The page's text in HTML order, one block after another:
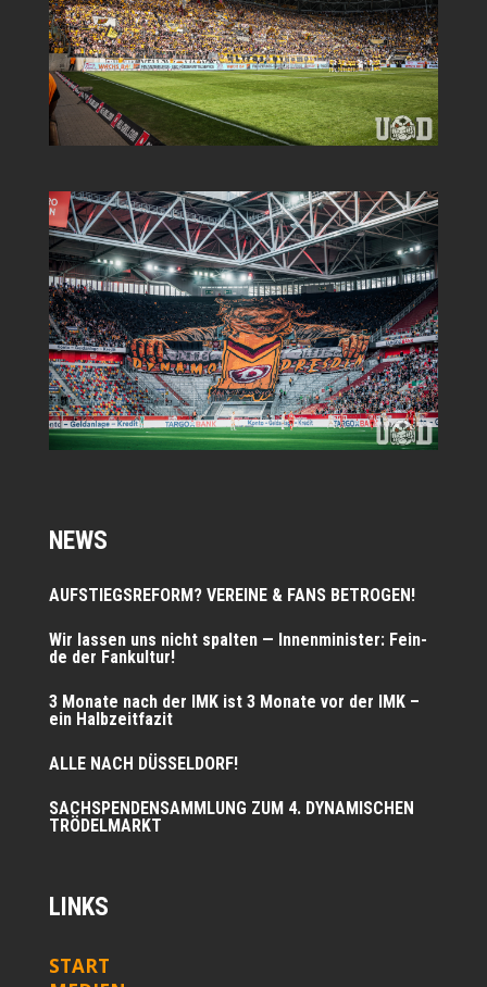
NEWS
AUFSTIEGSREFORM? VEREINE & FANS BETROGEN!
Wir las­sen uns nicht spal­ten — Innen­mi­nis­ter: Fein­
de der Fankultur!
3 Mona­te nach der IMK ist 3 Mona­te vor der IMK –
ein Halbzeitfazit
ALLE NACH DÜSSELDORF!
SACHSPENDENSAMMLUNG ZUM 4. DYNAMISCHEN
TRÖDELMARKT
LINKS
START